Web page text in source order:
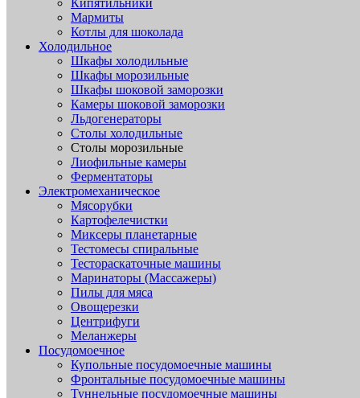
Кипятильники
Мармиты
Котлы для шоколада
Холодильное
Шкафы холодильные
Шкафы морозильные
Шкафы шоковой заморозки
Камеры шоковой заморозки
Льдогенераторы
Столы холодильные
Столы морозильные
Лиофильные камеры
Ферментаторы
Электромеханическое
Мясорубки
Картофелечистки
Миксеры планетарные
Тестомесы спиральные
Тестораскаточные машины
Маринаторы (Массажеры)
Пилы для мяса
Овощерезки
Центрифуги
Меланжеры
Посудомоечное
Купольные посудомоечные машины
Фронтальные посудомоечные машины
Туннельные посудомоечные машины